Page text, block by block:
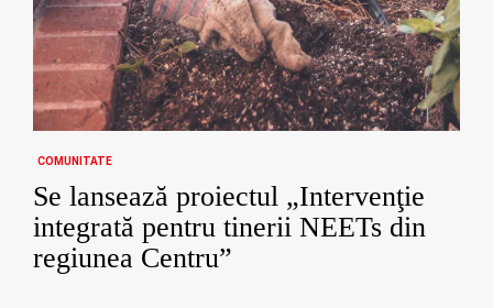
COMUNITATE
Se lansează proiectul „Intervenţie
integrată pentru tinerii NEETs din
regiunea Centru”